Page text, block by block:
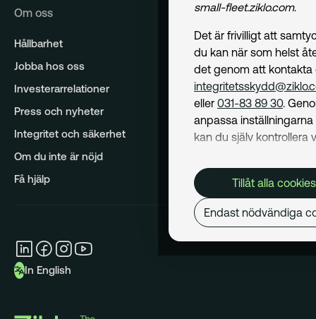
Om oss
Hållbarhet
Jobba hos oss
Investerarrelationer
Press och nyheter
Integritet och säkerhet
Om du inte är nöjd
Få hjälp
In English
small-fleet.ziklo.com.
Det är frivilligt att
du kan när som helst
det genom att kontakta
eller 031-83 89 30.
anpassa
kan du själv kontrollera
Cookiepolicykan du
om hur vi använder
och hur du kan undvika
Mer om behandling av
personuppgifter hittar
Tillåt alla cookies
Endast nödvändiga